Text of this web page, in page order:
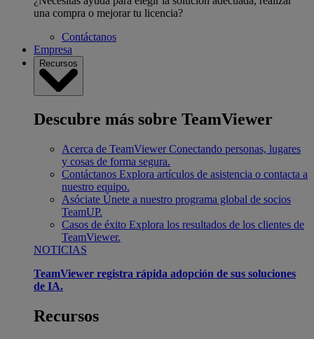
una compra o mejorar tu licencia?
Contáctanos
Empresa
Recursos
Descubre más sobre TeamViewer
Acerca de TeamViewer Conectando personas, lugares
y cosas de forma segura.
Contáctanos Explora artículos de asistencia o contacta a
nuestro equipo.
Asóciate Únete a nuestro programa global de socios
TeamUP.
Casos de éxito Explora los resultados de los clientes de
TeamViewer.
NOTICIAS
TeamViewer registra rápida adopción de sus soluciones
de IA.
Recursos